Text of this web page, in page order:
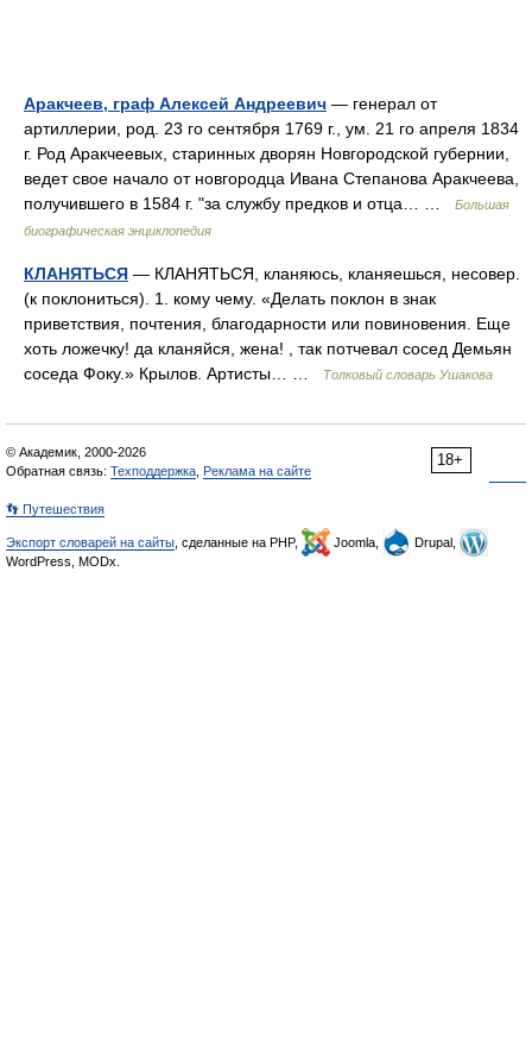
Аракчеев, граф Алексей Андреевич — генерал от
артиллерии, род. 23 го сентября 1769 г., ум. 21 го апреля 1834
г. Род Аракчеевых, старинных дворян Новгородской губернии,
ведет свое начало от новгородца Ивана Степанова Аракчеева,
получившего в 1584 г. "за службу предков и отца… …
Большая
биографическая энциклопедия
КЛАНЯТЬСЯ — КЛАНЯТЬСЯ, кланяюсь, кланяешься, несовер.
(к поклониться). 1. кому чему. «Делать поклон в знак
приветствия, почтения, благодарности или повиновения. Еще
хоть ложечку! да кланяйся, жена! , так потчевал сосед Демьян
соседа Фоку.» Крылов. Артисты… …
Толковый словарь Ушакова
18+
© Академик, 2000-2026
Обратная связь: Техподдержка Реклама на сайте
👣 Путешествия
Экспорт словарей на сайты , сделанные на PHP, Joomla,
Drupal,
WordPress, MODx.